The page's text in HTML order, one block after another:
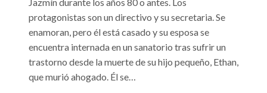
protagonistas son un directivo y su secretaria. Se
enamoran, pero él está casado y su esposa se
encuentra internada en un sanatorio tras sufrir un
trastorno desde la muerte de su hijo pequeño, Ethan,
que murió ahogado. Él se…